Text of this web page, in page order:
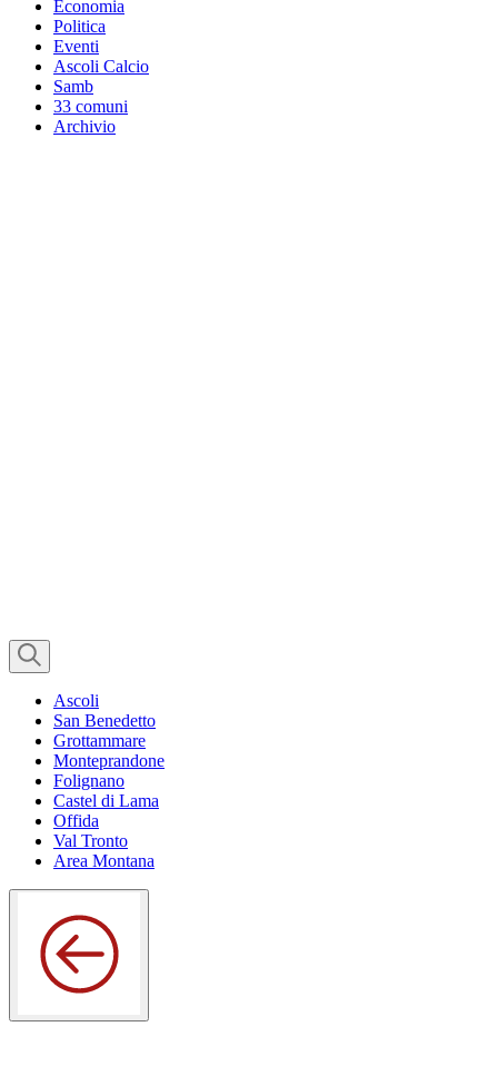
Economia
Politica
Eventi
Ascoli Calcio
Samb
33 comuni
Archivio
Ascoli
San Benedetto
Grottammare
Monteprandone
Folignano
Castel di Lama
Offida
Val Tronto
Area Montana